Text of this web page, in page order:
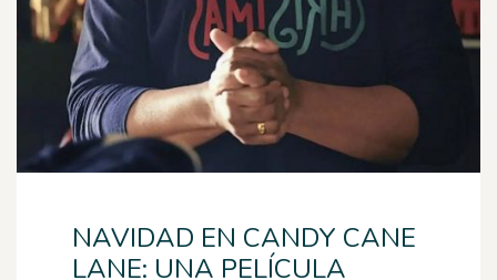
NAVIDAD EN CANDY CANE
LANE: UNA PELÍCULA